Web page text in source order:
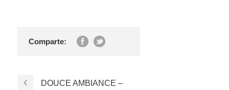
Comparte:
DOUCE AMBIANCE –